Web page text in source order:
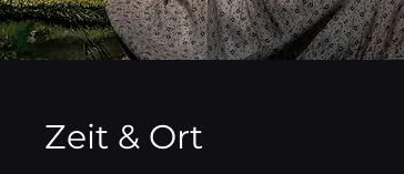
Zeit & Ort